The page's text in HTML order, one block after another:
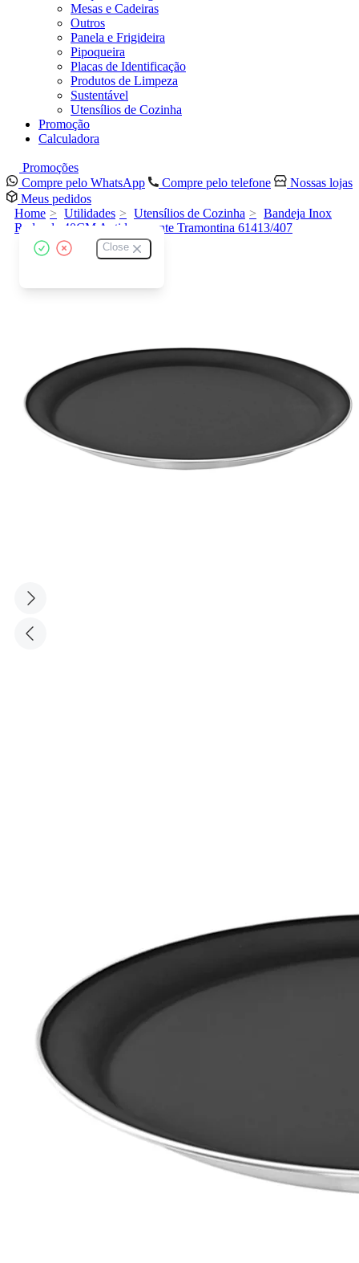
Mesas e Cadeiras
Outros
Panela e Frigideira
Pipoqueira
Placas de Identificação
Produtos de Limpeza
Sustentável
Utensílios de Cozinha
Promoção
Calculadora
Promoções
Compre pelo WhatsApp
Compre pelo telefone
Nossas lojas
Meus pedidos
Close
Home Utilidades Utensílios de Cozinha
Bandeja Inox
Redonda 40CM Antiderrapante Tramontina 61413/407